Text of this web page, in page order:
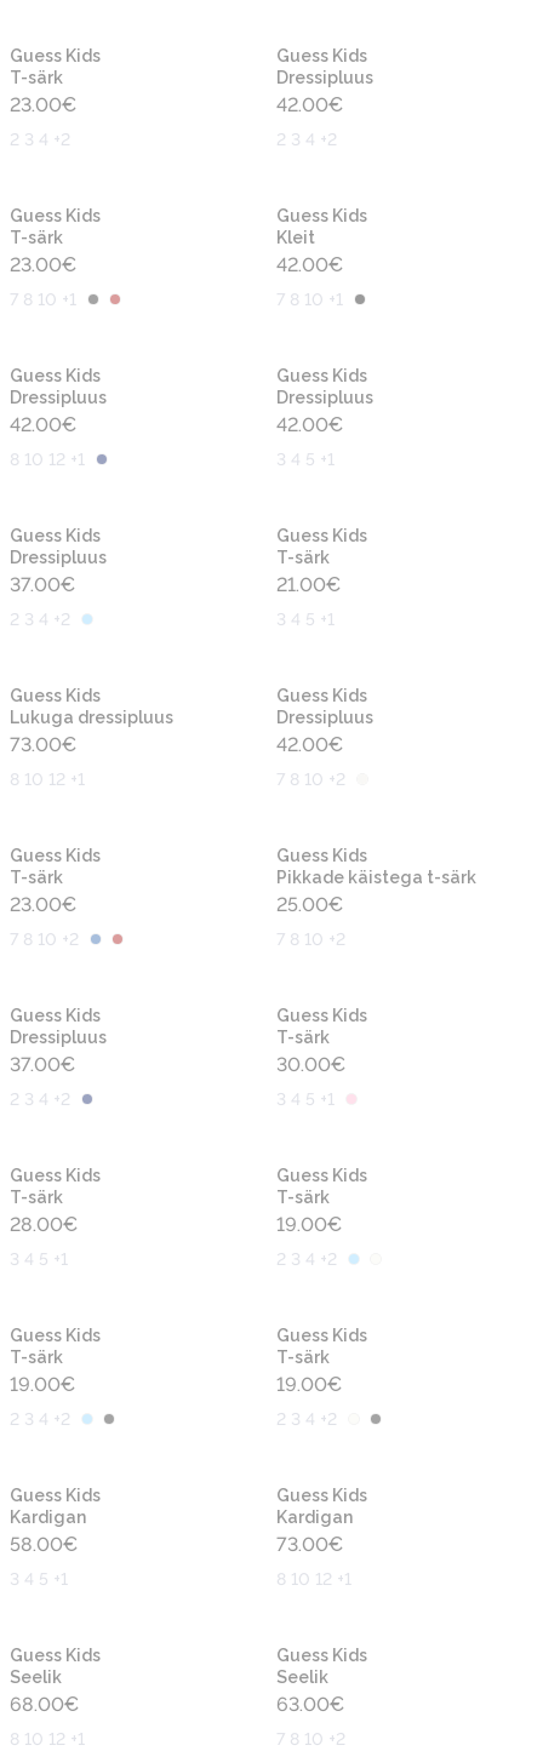
Guess Kids
T-särk
23.00€
2 3 4 +2
Guess Kids
Dressipluus
42.00€
2 3 4 +2
Guess Kids
T-särk
23.00€
7 8 10 +1
Guess Kids
Kleit
42.00€
7 8 10 +1
Guess Kids
Dressipluus
42.00€
8 10 12 +1
Guess Kids
Dressipluus
42.00€
3 4 5 +1
Guess Kids
Dressipluus
37.00€
2 3 4 +2
Guess Kids
T-särk
21.00€
3 4 5 +1
Guess Kids
Lukuga dressipluus
73.00€
8 10 12 +1
Guess Kids
Dressipluus
42.00€
7 8 10 +2
Guess Kids
T-särk
23.00€
7 8 10 +2
Guess Kids
Pikkade käistega t-särk
25.00€
7 8 10 +2
Guess Kids
Dressipluus
37.00€
2 3 4 +2
Guess Kids
T-särk
30.00€
3 4 5 +1
Guess Kids
T-särk
28.00€
3 4 5 +1
Guess Kids
T-särk
19.00€
2 3 4 +2
Guess Kids
T-särk
19.00€
2 3 4 +2
Guess Kids
T-särk
19.00€
2 3 4 +2
Guess Kids
Kardigan
58.00€
3 4 5 +1
Guess Kids
Kardigan
73.00€
8 10 12 +1
Guess Kids
Seelik
68.00€
8 10 12 +1
Guess Kids
Seelik
63.00€
7 8 10 +2